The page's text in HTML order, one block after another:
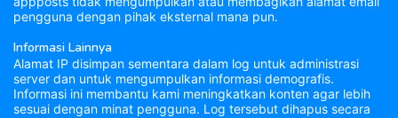
pengguna dengan pihak eksternal mana pun.
Informasi Lainnya
Alamat IP disimpan sementara dalam log untuk administrasi
server dan untuk mengumpulkan informasi demografis.
Informasi ini membantu kami meningkatkan konten agar lebih
sesuai dengan minat pengguna. Log tersebut dihapus secara